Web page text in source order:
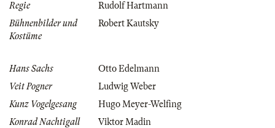
Regie
Rudolf Hartmann
Bühnenbilder und
Kostüme
Robert Kautsky
Hans Sachs
Otto Edelmann
Veit Pogner
Ludwig Weber
Kunz Vogelgesang
Hugo Meyer-Welfing
Konrad Nachtigall
Viktor Madin